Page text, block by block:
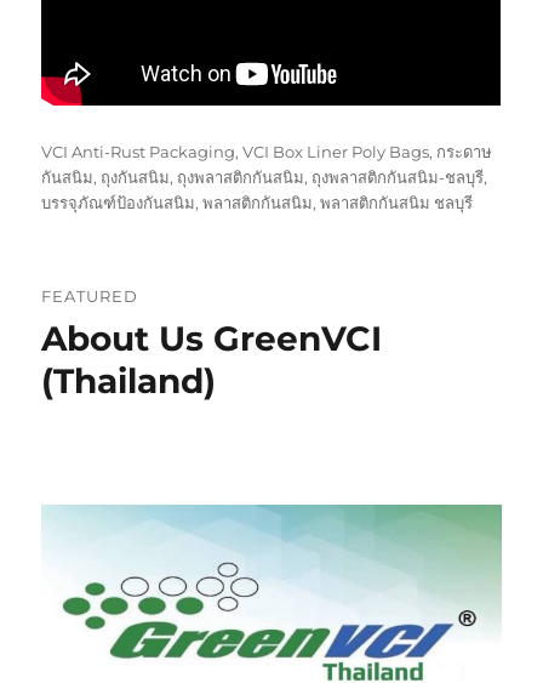
Tags
VCI Anti-Rust Packaging,VCI Box Liner Poly Bags, กระดาษ
กันสนิม, ถุงกันสนิม, ถุงพลาสติกกันสนิม, ถุงพลาสติกกันสนิม-ชลบุรี,
บรรจุภัณฑ์ป้องกันสนิม,พลาสติกกันสนิม,พลาสติกกันสนิม ชลบุรี
FEATURED
About Us GreenVCI
(Thailand)